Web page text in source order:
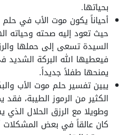
بحياتها.
أحياناً يكون موت الأب في حلم
حيث تعود إليه صحته وحياته
السيدة تسعى إلى حملها
فيعطيها الله البركة الشديد
يمنحها طفلاً جديداً.
يبين تفسير حلم موت الأب
الكثير من الرموز الطيبة، فقد
وطويلا مع الرزق الحلال الذي
كان عالقاً في بعض المشكلات